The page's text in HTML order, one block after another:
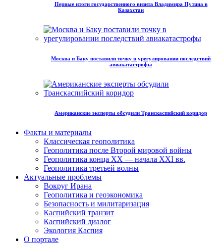
Первые итоги государственного визита Владимира Путина в
Казахстан
Москва и Баку поставили точку в урегулировании последствий
авиакатастрофы
Американские эксперты обсудили Транскаспийский коридор
Факты и материалы
Классическая геополитика
Геополитика после Второй мировой войны
Геополитика конца XX — начала XXI вв.
Геополитика третьей волны
Актуальные проблемы
Вокруг Ирана
Геополитика и геоэкономика
Безопасность и милитаризация
Каспийский транзит
Каспийский диалог
Экология Каспия
О портале